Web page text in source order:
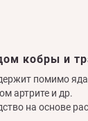
кобры и
помимо
артрите и др.
на основе